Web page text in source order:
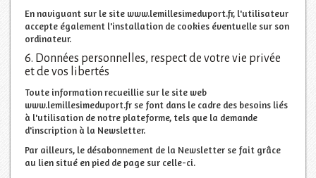
En naviguant sur le site www.lemillesimeduport.fr, l'utilisateur
accepte également l'installation de cookies éventuelle sur son
ordinateur.
6. Données personnelles, respect de votre vie privée
et de vos libertés
Toute information recueillie sur le site web
www.lemillesimeduport.fr se font dans le cadre des besoins liés
à l'utilisation de notre plateforme, tels que la demande
d'inscription à la Newsletter.
Par ailleurs, le désabonnement de la Newsletter se fait grâce
au lien situé en pied de page sur celle-ci.